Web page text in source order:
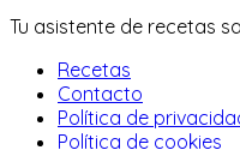
Tu asistente de recetas
Recetas
Contacto
Política de
Política de cookies